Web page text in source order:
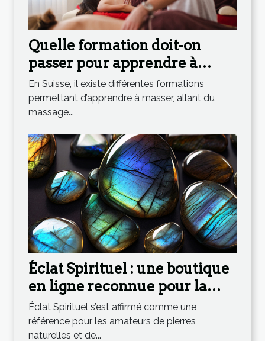
Quelle formation doit-on
passer pour apprendre à
masser en Suisse ?
En Suisse, il existe différentes formations
permettant d’apprendre à masser, allant du
massage...
Éclat Spirituel : une boutique
en ligne reconnue pour la
qualité de ses labradorites
spectrolites !
Éclat Spirituel s’est affirmé comme une
référence pour les amateurs de pierres
naturelles et de...